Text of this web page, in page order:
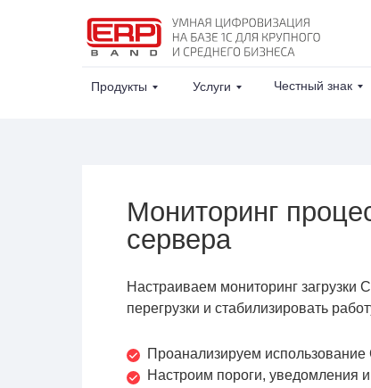
Продукты Услуги Честный знак
Проанализируем использование
Настроим пороги, уведомления и
Мониторинг
сервера
Настраиваем мониторинг загрузки
перегрузки и стабилизировать